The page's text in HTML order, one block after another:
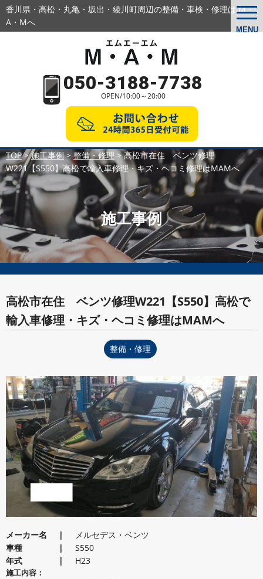
MENU
香川県・高松・丸亀・坂出・綾川町周辺の整備・車検・修理は M・
A・Mへ
050-3188-7738
OPEN/10:00～20:00
TOP>施工事例>整備・修理 >高松市在住 ベンツ修理
W221【S550】高松で輸入車修理・キズ・ヘコミ修理はMAMへ
施工事例
高松市在住 ベンツ修理W221【S550】高松で
輸入車修理・キズ・ヘコミ修理はMAMへ
整備・修理
メーカー名
メルセデス・ベンツ
車種
S550
年式
H23
施工内容：